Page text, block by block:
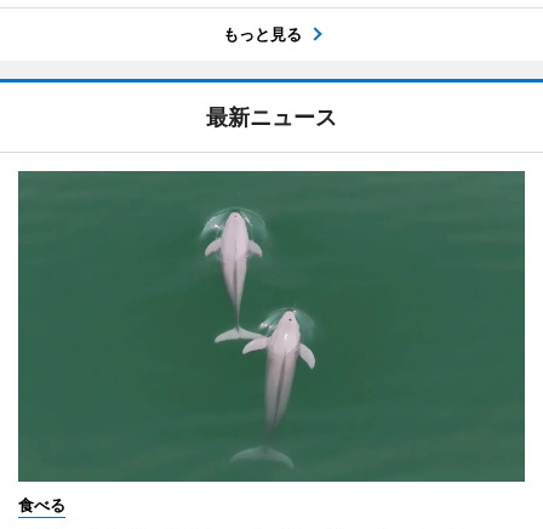
もっと見る
最新ニュース
食べる